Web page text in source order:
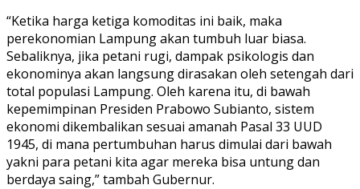
“Ketika harga ketiga komoditas ini baik, maka
perekonomian Lampung akan tumbuh luar biasa.
Sebaliknya, jika petani rugi, dampak psikologis dan
ekonominya akan langsung dirasakan oleh setengah dari
total populasi Lampung. Oleh karena itu, di bawah
kepemimpinan Presiden Prabowo Subianto, sistem
ekonomi dikembalikan sesuai amanah Pasal 33 UUD
1945, di mana pertumbuhan harus dimulai dari bawah
yakni para petani kita agar mereka bisa untung dan
berdaya saing,” tambah Gubernur.